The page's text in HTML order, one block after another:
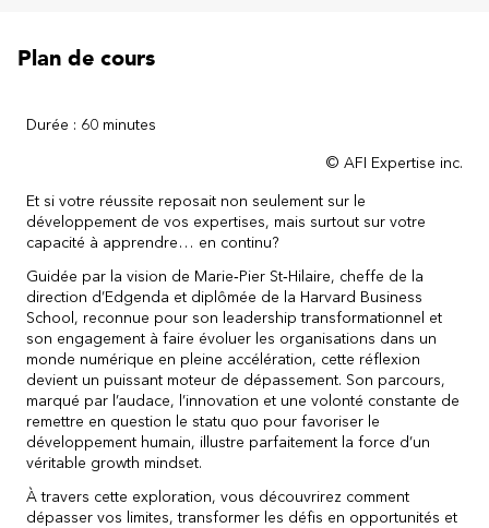
Plan de cours
Durée : 60 minutes
© AFI Expertise inc.
Et si votre réussite reposait non seulement sur le
développement de vos expertises, mais surtout sur votre
capacité à apprendre… en continu?
Guidée par la vision de Marie‑Pier St‑Hilaire, cheffe de la
direction d’Edgenda et diplômée de la Harvard Business
School, reconnue pour son leadership transformationnel et
son engagement à faire évoluer les organisations dans un
monde numérique en pleine accélération, cette réflexion
devient un puissant moteur de dépassement. Son parcours,
marqué par l’audace, l’innovation et une volonté constante de
remettre en question le statu quo pour favoriser le
développement humain, illustre parfaitement la force d’un
véritable growth mindset.
À travers cette exploration, vous découvrirez comment
dépasser vos limites, transformer les défis en opportunités et